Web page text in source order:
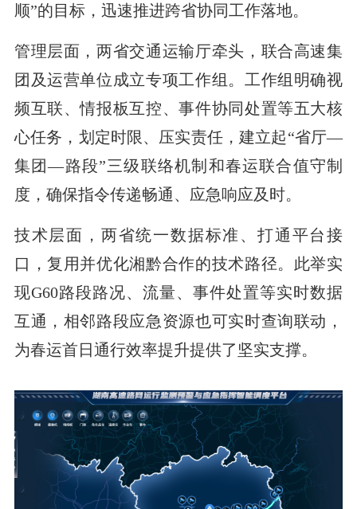
顺”的目标，迅速推进跨省协同工作落地。
管理层面，两省交通运输厅牵头，联合高速集
团及运营单位成立专项工作组。工作组明确视
频互联、情报板互控、事件协同处置等五大核
心任务，划定时限、压实责任，建立起“省厅—
集团—路段”三级联络机制和春运联合值守制
度，确保指令传递畅通、应急响应及时。
技术层面，两省统一数据标准、打通平台接
口，复用并优化湘黔合作的技术路径。此举实
现G60路段路况、流量、事件处置等实时数据
互通，相邻路段应急资源也可实时查询联动，
为春运首日通行效率提升提供了坚实支撑。